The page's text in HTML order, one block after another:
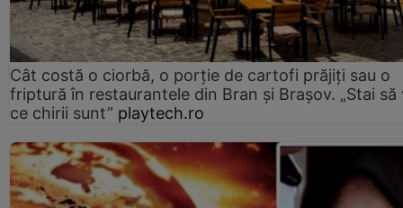
Cât costă o ciorbă, o porţie de cartofi prăjiţi sau o
friptură în restaurantele din Bran şi Braşov. „Stai să
ce chirii sunt” playtech.ro